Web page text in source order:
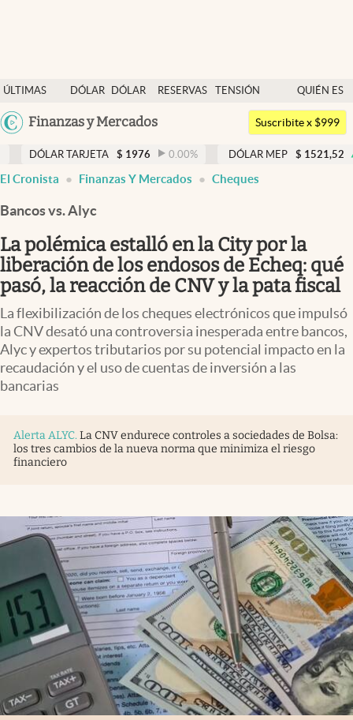
ÚLTIMAS
NOTICIAS
DÓLAR
DÓLAR
RESERVAS
TENSIÓN
GEOPOLÍTICA
QUIÉN ES
QUIÉN
Argentina
Uruguay
Finanzas y Mercados
Dólar
Members
Economía y Política
Finanzas y Mercados
Mercados Online
Negocios
Columnistas
Apertura
Infotechnology
Clase
Mundial 2026
Mediakit
abre en nueva pestaña
Argentina
Suscribite x $999
$ 1976 0.00 % DÓLAR MEP $ 1521,52 0.14%
El Cronista Finanzas Y Mercados Cheques
Bancos vs. Alyc
La polémica estalló en la City por la
liberación de los endosos de Echeq: qué
pasó, la reacción de CNV y la pata fiscal
La flexibilización de los cheques electrónicos que impulsó
la CNV desató una controversia inesperada entre bancos,
Alyc y expertos tributarios por su potencial impacto en la
recaudación y el uso de cuentas de inversión a las
bancarias
Alerta ALYC. La CNV endurece controles a sociedades de Bolsa:
los tres cambios de la nueva norma que minimiza el riesgo
financiero